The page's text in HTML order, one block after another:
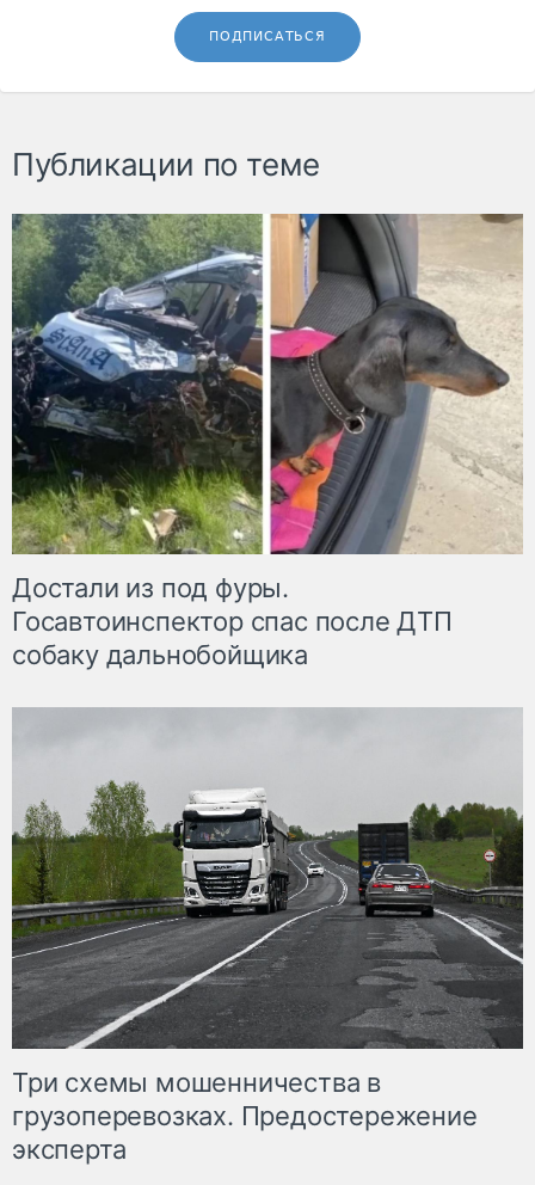
ПОДПИСАТЬСЯ
Публикации по теме
Достали из под фуры.
Госавтоинспектор спас после ДТП
собаку дальнобойщика
Три схемы мошенничества в
грузоперевозках. Предостережение
эксперта